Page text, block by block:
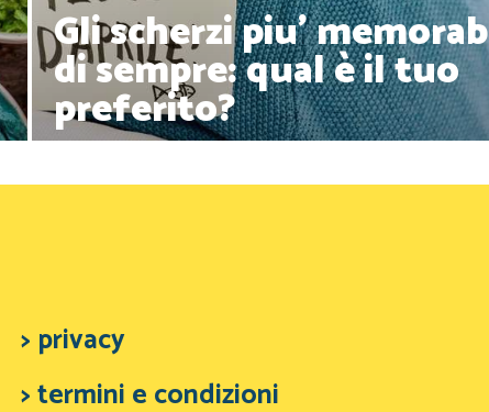
Gli scherzi piu'
di sempre: qual è il tuo
preferito?
> privacy
> termini e condizioni